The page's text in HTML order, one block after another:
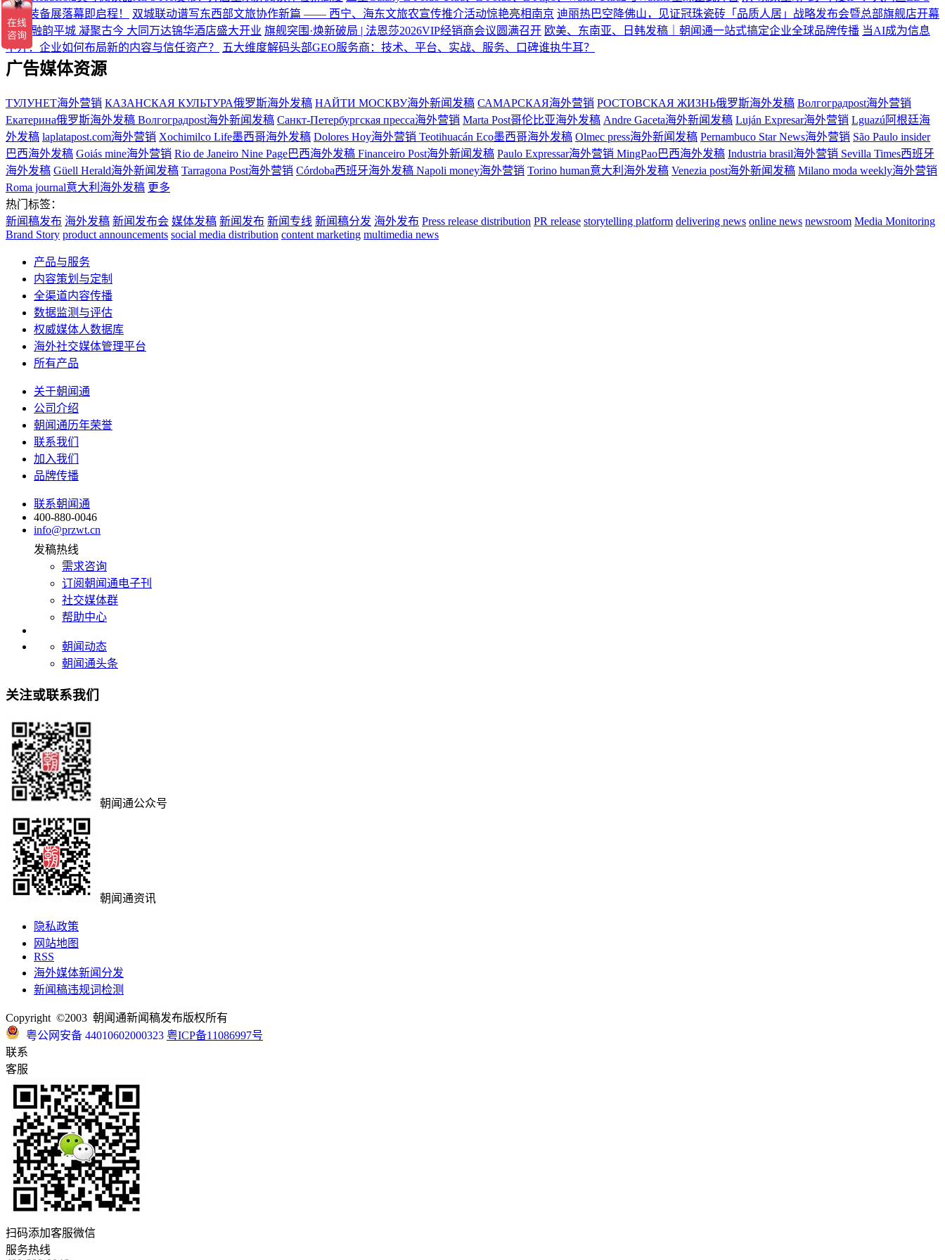
硬核装备展落幕即启程！
双城联动谱写东西部文旅协作新篇 —— 西宁、海东文旅农宣传推介活动惊艳亮相南京 迪丽热巴空降佛山，见证冠珠瓷砖「品质人居」战略发布会暨总部旗舰店开幕
盛典 融韵平城 凝聚古今 大同万达锦华酒店盛大开业 旗舰突围·焕新破局 | 法恩莎2026VIP经销商会议圆满召开 欧美、东南亚、日韩发稿｜朝闻通一站式搞定企业全球品牌传播 当AI成为信息
中介：企业如何布局新的内容与信任资产？
五大维度解码头部GEO服务商：技术、平台、实战、服务、口碑谁执牛耳？
广告媒体资源
ТУЛУНЕТ海外营销 КАЗАНСКАЯ КУЛЬТУРА俄罗斯海外发稿 НАЙТИ МОСКВУ海外新闻发稿 САМАРСКАЯ海外营销 РОСТОВСКАЯ ЖИЗНЬ俄罗斯海外发稿 Волгоградpost海外营销
Екатерина俄罗斯海外发稿 Волгоградpost海外新闻发稿 Санкт-Петербургская пресса海外营销 Marta Post哥伦比亚海外发稿 Andre Gaceta海外新闻发稿 Luján Expresar海外营销 Lguazú阿根廷海
外发稿 laplatapost.com海外营销 Xochimilco Life墨西哥海外发稿 Dolores Hoy海外营销 Teotihuacán Eco墨西哥海外发稿 Olmec press海外新闻发稿 Pernambuco Star News海外营销 São Paulo insider
巴西海外发稿 Goiás mine海外营销 Rio de Janeiro Nine Page巴西海外发稿 Financeiro Post海外新闻发稿 Paulo Expressar海外营销 MingPao巴西海外发稿 Industria brasil海外营销 Sevilla Times西班牙
海外发稿 Güell Herald海外新闻发稿 Tarragona Post海外营销 Córdoba西班牙海外发稿 Napoli money海外营销 Torino human意大利海外发稿 Venezia post海外新闻发稿 Milano moda weekly海外营销
Roma journal意大利海外发稿 更多
热门标签：
新闻稿发布 海外发稿 新闻发布会 媒体发稿 新闻发布 新闻专线 新闻稿分发 海外发布 Press release distribution PR release storytelling platform delivering news online news newsroom Media Monitoring
Brand Story product announcements social media distribution content marketing multimedia news
产品与服务
内容策划与定制
全渠道内容传播
数据监测与评估
权威媒体人数据库
海外社交媒体管理平台
所有产品
关于朝闻通
公司介绍
朝闻通历年荣誉
联系我们
加入我们
品牌传播
联系朝闻通
400-880-0046
info@przwt.cn
发稿热线
需求咨询
订阅朝闻通电子刊
社交媒体群
帮助中心
朝闻动态
朝闻通头条
关注或联系我们
朝闻通公众号
朝闻通资讯
隐私政策
网站地图
RSS
海外媒体新闻分发
新闻稿违规词检测
Copyright ©2003 朝闻通新闻稿发布版权所有
粤公网安备 44010602000323 粤ICP备11086997号
联系
客服
扫码添加客服微信
服务热线